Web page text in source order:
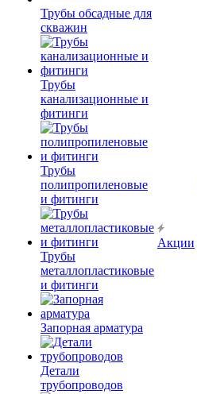
Трубы обсадные для
скважин
Трубы
канализационные и
фитинги
Трубы
полипропиленовые
и фитинги
Трубы
металлопластиковые
и фитинги
Запорная арматура
Детали
трубопроводов
Акции